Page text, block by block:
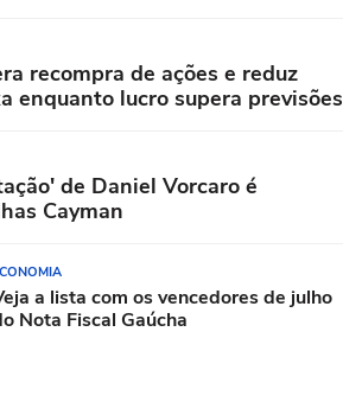
recompra de ações e reduz
enquanto lucro supera previsões
de Daniel Vorcaro é
Cayman
a lista com os vencedores de julho
Nota Fiscal Gaúcha